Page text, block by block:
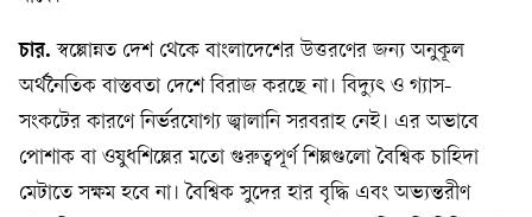
চার.স্বল্পোন্নত দেশ থেকে বাংলাদেশের উত্তরণের জন‍্য অনুকূল
অর্থনৈতিক বাস্তবতা দেশে বিরাজ করছে না। বিদ‍্যুৎ ও গ‍্যাস-
সংকটের কারণে নির্ভরযোগ‍্য জ্বালানি সরবরাহ নেই। এর অভাবে
পোশাক বা ওষুধশিল্পের মতো গুরুত্বপূর্ণ শিল্পগুলো বৈশ্বিক চাহিদা
মেটাতে সক্ষম হবে না। বৈশ্বিক সুদের হার বৃদ্ধি এবং অভ‍্যন্তরীণ